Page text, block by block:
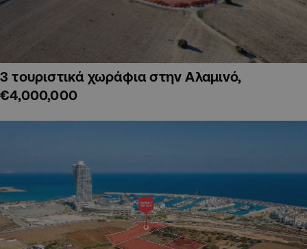
3 τουριστικά χωράφια στην Αλαμινό,
€4,000,000